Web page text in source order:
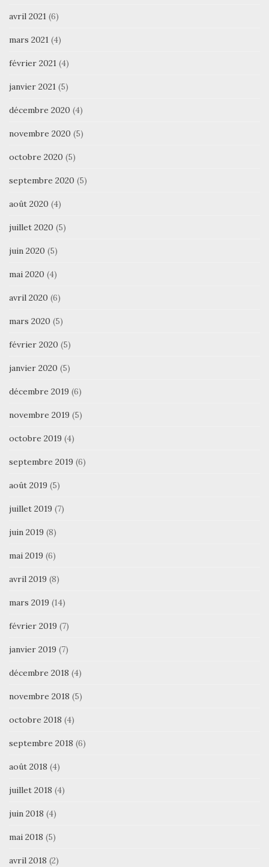
avril 2021 (6)
mars 2021 (4)
février 2021 (4)
janvier 2021 (5)
décembre 2020 (4)
novembre 2020 (5)
octobre 2020 (5)
septembre 2020 (5)
août 2020 (4)
juillet 2020 (5)
juin 2020 (5)
mai 2020 (4)
avril 2020 (6)
mars 2020 (5)
février 2020 (5)
janvier 2020 (5)
décembre 2019 (6)
novembre 2019 (5)
octobre 2019 (4)
septembre 2019 (6)
août 2019 (5)
juillet 2019 (7)
juin 2019 (8)
mai 2019 (6)
avril 2019 (8)
mars 2019 (14)
février 2019 (7)
janvier 2019 (7)
décembre 2018 (4)
novembre 2018 (5)
octobre 2018 (4)
septembre 2018 (6)
août 2018 (4)
juillet 2018 (4)
juin 2018 (4)
mai 2018 (5)
avril 2018 (2)